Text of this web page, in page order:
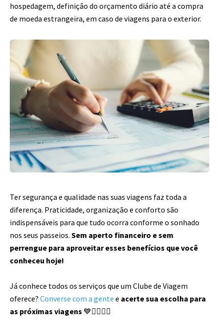
hospedagem, definição do orçamento diário até a compra
de moeda estrangeira, em caso de viagens para o exterior.
Ter segurança e qualidade nas suas viagens faz toda a
diferença. Praticidade, organização e conforto são
indispensáveis para que tudo ocorra conforme o sonhado
nos seus passeios. Sem aperto financeiro e sem
perrengue para aproveitar esses benefícios que você
conheceu hoje!
Já conhece todos os serviços que um Clube de Viagem
oferece? Converse com a gente e acerte sua escolha para
as próximas viagens 💙💆‍♂🧖‍♀